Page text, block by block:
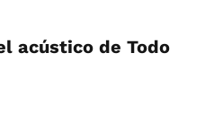
acústico de Todo